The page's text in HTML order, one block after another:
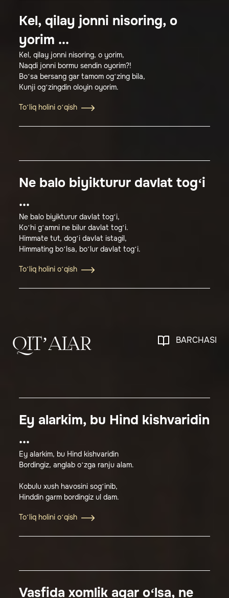
Kel, qilay jonni nisoring, o
yorim ...
Kel, qilay jonni nisoring, o yorim,
Naqdi jonni bormu sendin oyorim?!
Bo‘sa bersang gar tamom og‘zing bila,
Kunji og‘zingdin oloyin oyorim.
To‘liq holini o‘qish
Ne balo biyikturur davlat tog‘i
...
Ne balo biyikturur davlat tog‘i,
Ko‘hi g‘amni ne bilur davlat tog‘i.
Himmate tut, dog‘i davlat istagil,
Himmating bo‘lsa, bo‘lur davlat tog‘i.
To‘liq holini o‘qish
QIT’ALAR BARCHASI
Ey alarkim, bu Hind kishvaridin
...
Ey alarkim, bu Hind kishvaridin
Bordingiz, anglab o‘zga ranju alam.
Kobulu xush havosini sog‘inib,
Hinddin garm bordingiz ul dam.
To‘liq holini o‘qish
Vasfida xomlik agar o‘lsa, ne